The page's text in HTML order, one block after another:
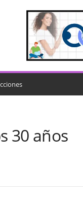
30 años